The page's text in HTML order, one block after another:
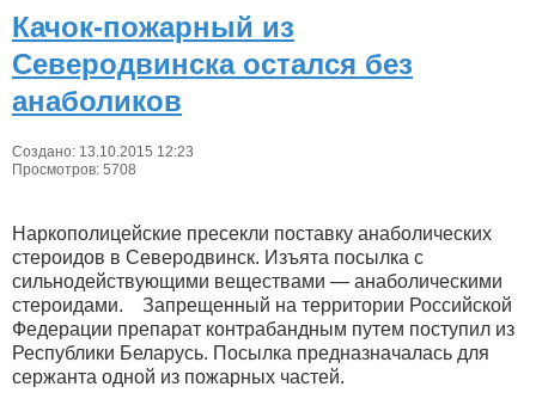
Качок-пожарный из
Северодвинска остался без
анаболиков
Создано: 13.10.2015 12:23
Просмотров: 5708
Наркополицейские пресекли поставку анаболических
стероидов в Северодвинск. Изъята посылка с
сильнодействующими веществами — анаболическими
стероидами. Запрещенный на территории Российской
Федерации препарат контрабандным путем поступил из
Республики Беларусь. Посылка предназначалась для
сержанта одной из пожарных частей.